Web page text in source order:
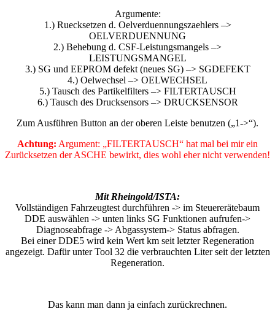
Argumente:
1.) Ruecksetzen d. Oelverduennungszaehlers –>
OELVERDUENNUNG
2.) Behebung d. CSF-Leistungsmangels –>
LEISTUNGSMANGEL
3.) SG und EEPROM defekt (neues SG) –> SGDEFEKT
4.) Oelwechsel –> OELWECHSEL
5.) Tausch des Partikelfilters –> FILTERTAUSCH
6.) Tausch des Drucksensors –> DRUCKSENSOR
Zum Ausführen Button an der oberen Leiste benutzen („1->“).
Achtung: Argument: „FILTERTAUSCH“ hat mal bei mir ein
Zurücksetzen der ASCHE bewirkt, dies wohl eher nicht verwenden!
Mit Rheingold/ISTA:
Vollständigen Fahrzeugtest durchführen -> im Steuererätebaum
DDE auswählen -> unten links SG Funktionen aufrufen->
Diagnoseabfrage -> Abgassystem-> Status abfragen.
Bei einer DDE5 wird kein Wert km seit letzter Regeneration
angezeigt. Dafür unter Tool 32 die verbrauchten Liter seit der letzten
Regeneration.
Das kann man dann ja einfach zurückrechnen.